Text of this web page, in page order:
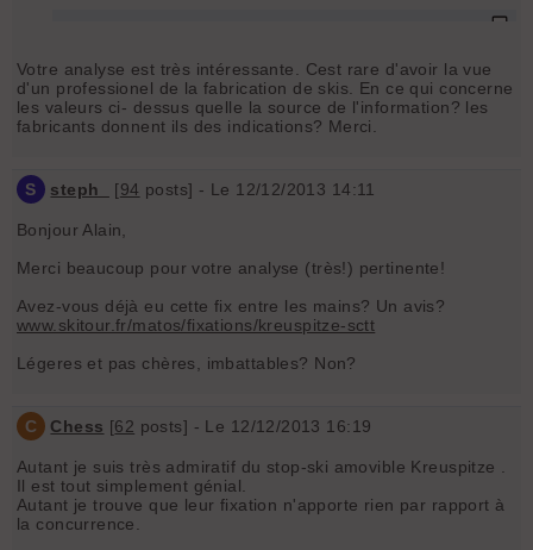
Votre analyse est très intéressante. Cest rare d'avoir la vue
d'un professionel de la fabrication de skis. En ce qui concerne
les valeurs ci- dessus quelle la source de l'information? les
fabricants donnent ils des indications? Merci.
S steph_ [94 posts] - Le 12/12/2013 14:11
Bonjour Alain,
Merci beaucoup pour votre analyse (très!) pertinente!
Avez-vous déjà eu cette fix entre les mains? Un avis?
www.skitour.fr/matos/fixations/kreuspitze-sctt
Légeres et pas chères, imbattables? Non?
C Chess [62 posts] - Le 12/12/2013 16:19
Autant je suis très admiratif du stop-ski amovible Kreuspitze .
Il est tout simplement génial.
Autant je trouve que leur fixation n'apporte rien par rapport à
la concurrence.